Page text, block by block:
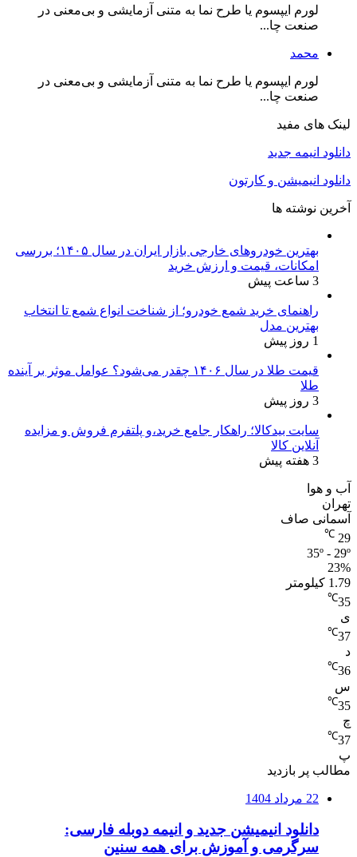
لورم ایپسوم یا طرح‌ نما به متنی آزمایشی و بی‌معنی در
صنعت چا...
محمد
لورم ایپسوم یا طرح‌ نما به متنی آزمایشی و بی‌معنی در
صنعت چا...
لینک های مفید
دانلود انیمه جدید
دانلود انیمیشن و کارتون
آخرین نوشته ها
بهترین خودروهای خارجی بازار ایران در سال ۱۴۰۵؛ بررسی
امکانات، قیمت و ارزش خرید
3 ساعت پیش
راهنمای خرید شمع خودرو؛ از شناخت انواع شمع تا انتخاب
بهترین مدل
1 روز پیش
قیمت طلا در سال ۱۴۰۶ چقدر می‌شود؟ عوامل موثر بر آینده
طلا
3 روز پیش
سایت بیدکالا؛ راهکار جامع خرید،و پلتفرم فروش و مزایده
آنلاین کالا
3 هفته پیش
آب و هوا
تهران
آسمانی صاف
29
℃
35º - 29º
23%
1.79 کیلومتر
35
℃
ی
37
℃
د
36
℃
س
35
℃
چ
37
℃
پ
مطالب پر بازدید
22 مرداد 1404
دانلود انیمیشن جدید و انیمه دوبله فارسی:
سرگرمی و آموزش برای همه سنین